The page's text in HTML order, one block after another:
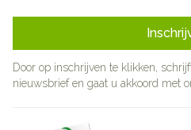
Door op inschrijven te klikken,
nieuwsbrief en gaat u akkoord met